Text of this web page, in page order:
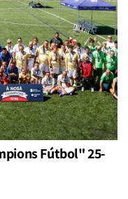
Fútbol" 25-